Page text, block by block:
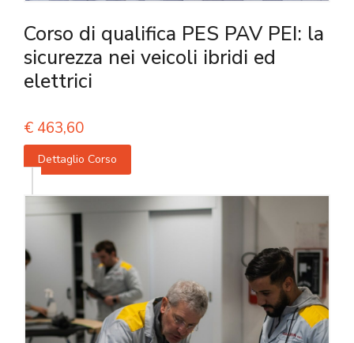
Corso di qualifica PES PAV PEI: la
sicurezza nei veicoli ibridi ed
elettrici
€ 463,60
Dettaglio Corso